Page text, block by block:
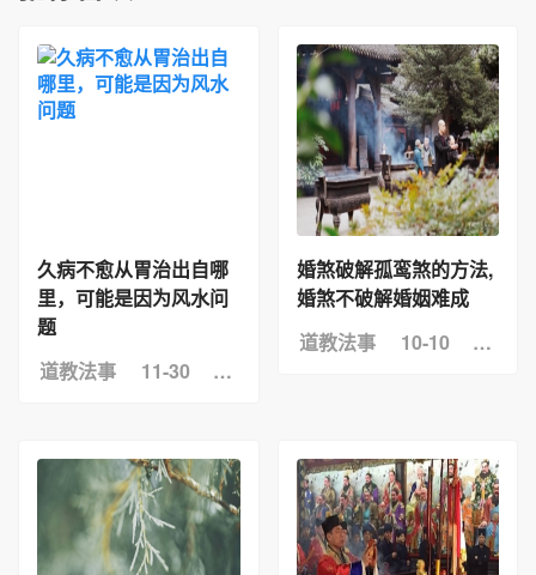
久病不愈从胃治出自哪
里，可能是因为风水问
题
道教法事
11-30 浏览：5
婚煞破解孤鸾煞的方法,
婚煞不破解婚姻难成
道教法事
10-10 浏览